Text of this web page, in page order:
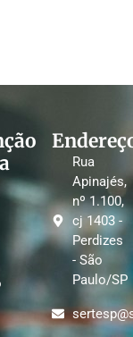
Rua
Apinajés,
nº 1.100,
cj 1403 -
Perdizes
- São
Paulo/SP